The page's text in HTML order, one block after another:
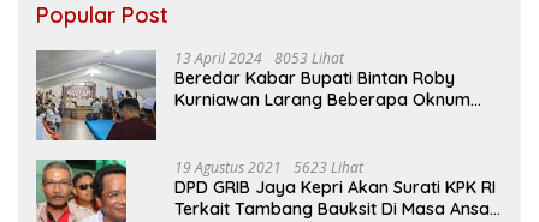
Popular Post
13 April 2024 8053 Lihat
Beredar Kabar Bupati Bintan Roby
Kurniawan Larang Beberapa Oknum
19 Agustus 2021 5623 Lihat
DPD GRIB Jaya Kepri Akan Surati KPK RI
Terkait Tambang Bauksit Di Masa Ansar